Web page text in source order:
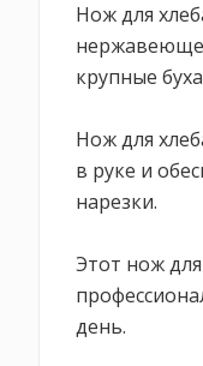
Нож для
крупные
Нож для
в руке и
нарезки.
Этот нож
день.